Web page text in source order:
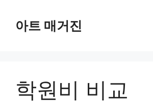
아트 매거진
학원비 비교